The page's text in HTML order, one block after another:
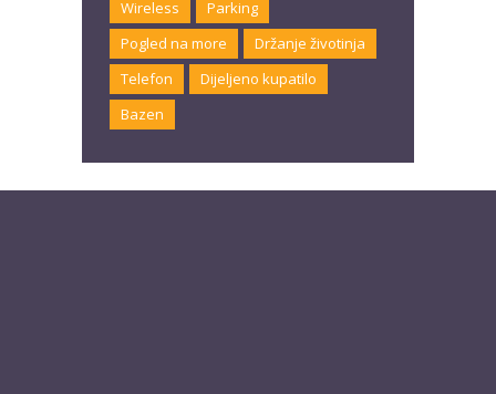
Wireless
Parking
Pogled na more
Držanje životinja
Telefon
Dijeljeno kupatilo
Bazen